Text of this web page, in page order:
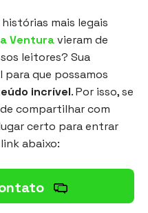
mais legais
Venturavieram de
leitores? Sua
que possamos
incrível. Por isso, se
compartilhar com
certo para entrar
abaixo: